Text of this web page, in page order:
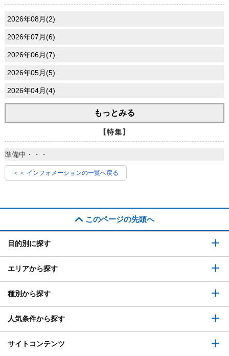
2026年08月(2)
2026年07月(6)
2026年06月(7)
2026年05月(5)
2026年04月(4)
もっとみる
【特集】
準備中・・・
＜＜ インフォメーションの一覧へ戻る
このページの先頭へ
目的別に探す
エリアから探す
種別から探す
人気条件から探す
サイトコンテンツ